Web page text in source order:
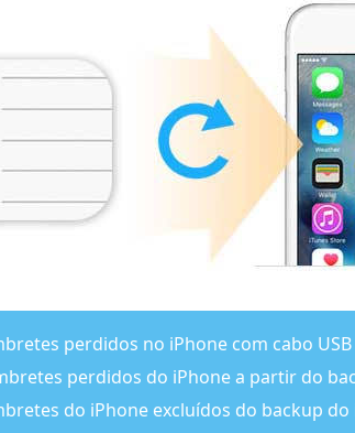
perdidos no iPhone com cabo USB
perdidos do iPhone a partir do
do iPhone excluídos do backup do